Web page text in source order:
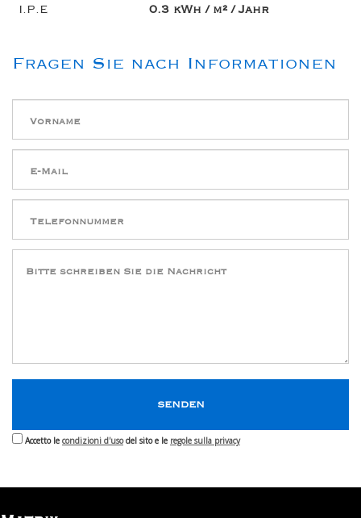
I.P.E 0.3 kWh / m² / Jahr
Fragen Sie nach Informationen
Accetto le condizioni d'usodel sito e le regole sulla privacy